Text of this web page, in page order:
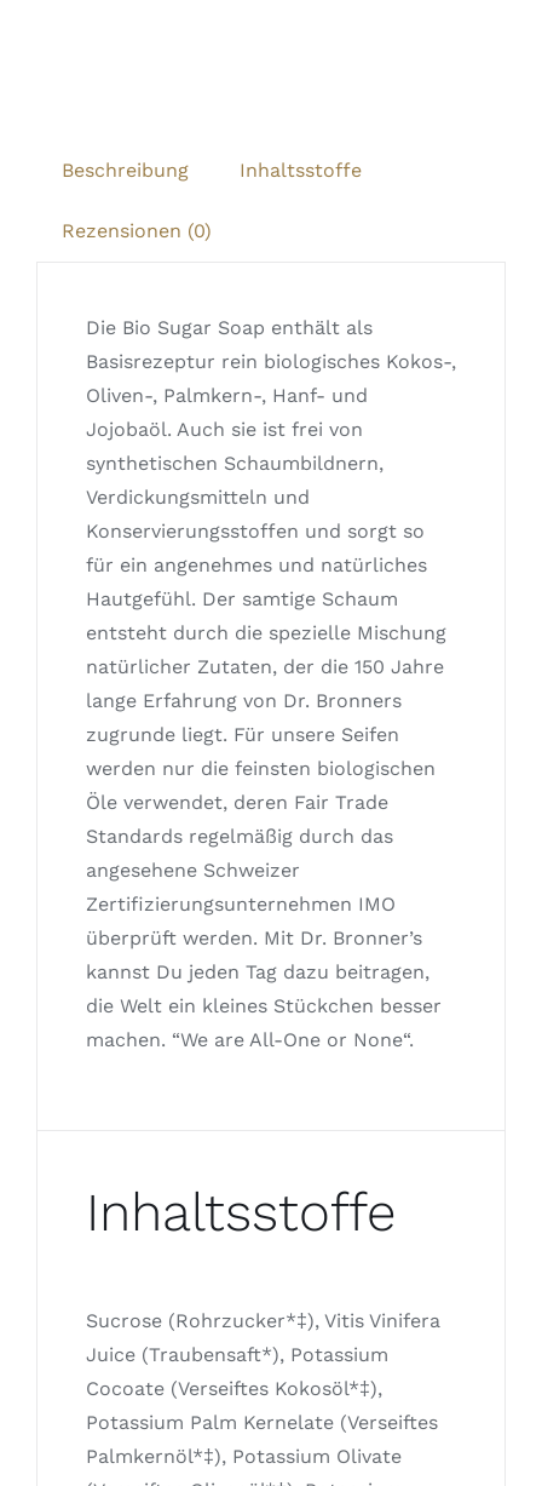
Beschreibung Inhaltsstoffe
Rezensionen (0)
Die Bio Sugar Soap enthält als
Basisrezeptur rein biologisches Kokos-,
Oliven-, Palmkern-, Hanf- und
Jojobaöl. Auch sie ist frei von
synthetischen Schaumbildnern,
Verdickungsmitteln und
Konservierungsstoffen und sorgt so
für ein angenehmes und natürliches
Hautgefühl. Der samtige Schaum
entsteht durch die spezielle Mischung
natürlicher Zutaten, der die 150 Jahre
lange Erfahrung von Dr. Bronners
zugrunde liegt. Für unsere Seifen
werden nur die feinsten biologischen
Öle verwendet, deren Fair Trade
Standards regelmäßig durch das
angesehene Schweizer
Zertifizierungsunternehmen IMO
überprüft werden. Mit Dr. Bronner’s
kannst Du jeden Tag dazu beitragen,
die Welt ein kleines Stückchen besser
machen. “We are All-One or None“.
Inhaltsstoffe
Sucrose (Rohrzucker*‡), Vitis Vinifera
Juice (Traubensaft*), Potassium
Cocoate (Verseiftes Kokosöl*‡),
Potassium Palm Kernelate (Verseiftes
Palmkernöl*‡), Potassium Olivate